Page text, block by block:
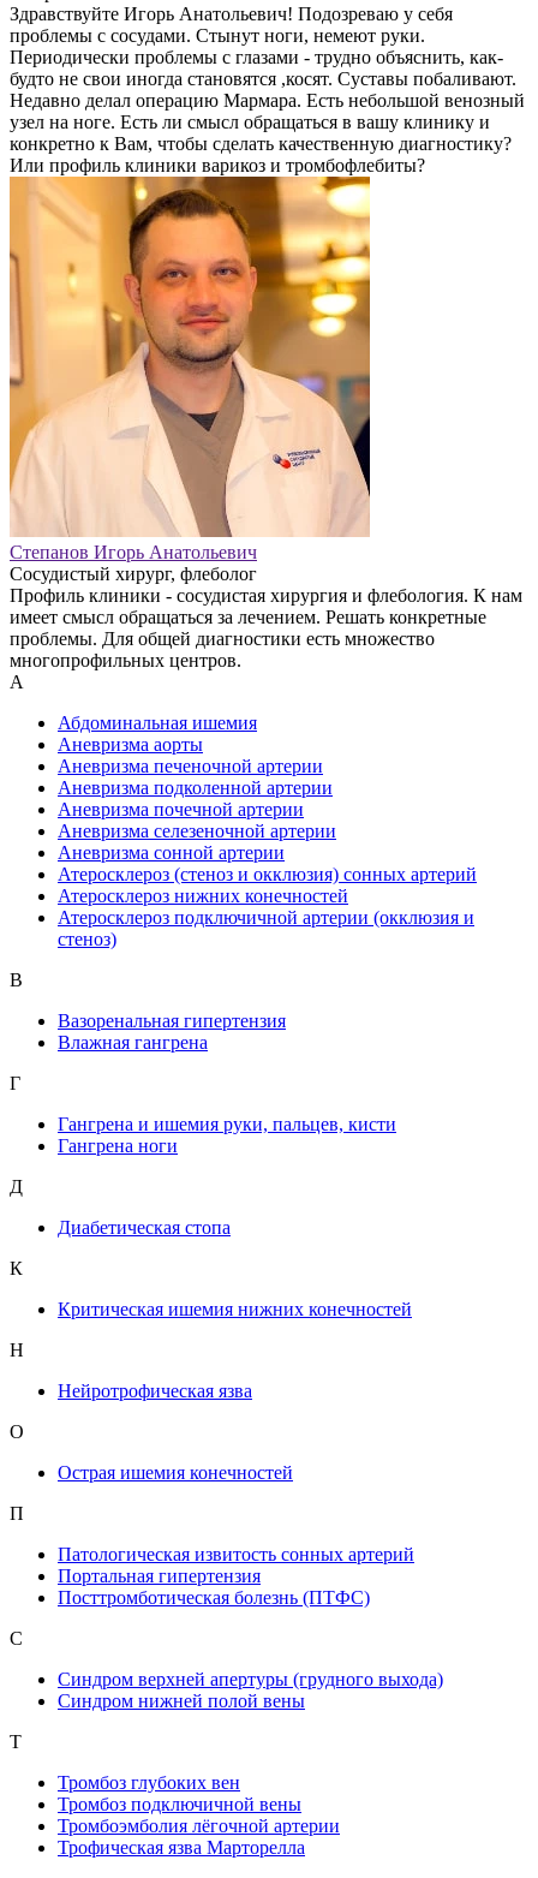
Здравствуйте Игорь Анатольевич! Подозреваю у себя
проблемы с сосудами. Стынут ноги, немеют руки.
Периодически проблемы с глазами - трудно объяснить, как-
будто не свои иногда становятся ,косят. Суставы побаливают.
Недавно делал операцию Мармара. Есть небольшой венозный
узел на ноге. Есть ли смысл обращаться в вашу клинику и
конкретно к Вам, чтобы сделать качественную диагностику?
Или профиль клиники варикоз и тромбофлебиты?
Степанов Игорь Анатольевич
Сосудистый хирург, флеболог
Профиль клиники - сосудистая хирургия и флебология. К нам
имеет смысл обращаться за лечением. Решать конкретные
проблемы. Для общей диагностики есть множество
многопрофильных центров.
А
Абдоминальная ишемия
Аневризма аорты
Аневризма печеночной артерии
Аневризма подколенной артерии
Аневризма почечной артерии
Аневризма селезеночной артерии
Аневризма сонной артерии
Атеросклероз (стеноз и окклюзия) сонных артерий
Атеросклероз нижних конечностей
Атеросклероз подключичной артерии (окклюзия и
стеноз)
В
Вазоренальная гипертензия
Влажная гангрена
Г
Гангрена и ишемия руки, пальцев, кисти
Гангрена ноги
Д
Диабетическая стопа
К
Критическая ишемия нижних конечностей
Н
Нейротрофическая язва
О
Острая ишемия конечностей
П
Патологическая извитость сонных артерий
Портальная гипертензия
Посттромботическая болезнь (ПТФС)
С
Синдром верхней апертуры (грудного выхода)
Синдром нижней полой вены
Т
Тромбоз глубоких вен
Тромбоз подключичной вены
Тромбоэмболия лёгочной артерии
Трофическая язва Марторелла